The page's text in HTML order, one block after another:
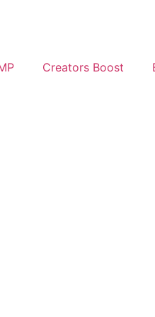
Creators Boost